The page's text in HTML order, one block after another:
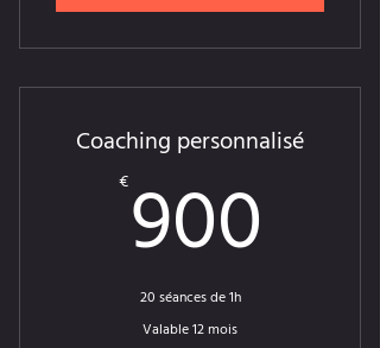
Coaching personnalisé
€ 900
20 séances de 1h
Valable 12 mois